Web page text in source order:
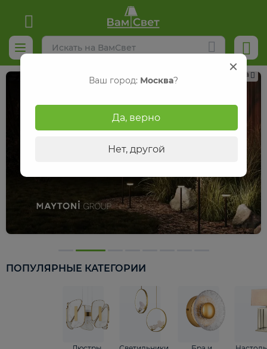
Реклама
ПОПУЛЯРНЫЕ КАТЕГОРИИ
Ваш город: Москва?
Да, верно
Нет, другой